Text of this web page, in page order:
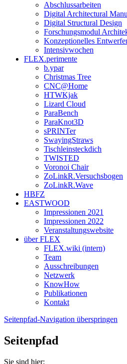
Abschlussarbeiten
Digital Architectural
Digital Structural Design
Forschungsmodul
Konzeptionelles
Intensivwochen
FLEX.perimente
b.ypar
Christmas Tree
CNC@Home
HTWKjak
Lizard Cloud
ParaBench
ParaKnot3D
sPRINTer
SwayingStraws
Tischleinsteckdich
TWISTED
Voronoi Chair
ZoLinkR.Versuchsbogen
ZoLinkR.Wave
HBFZ
EASTWOOD
Impressionen 2021
Impressionen 2022
Veranstaltungswebsite
über FLEX
FLEX.wiki (intern)
Team
Ausschreibungen
Netzwerk
KnowHow
Publikationen
Kontakt
Seitenpfad-Navigation überspringen
Seitenpfad
Sie sind hier: